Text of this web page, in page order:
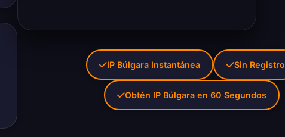
IP Búlgara Instantánea Sin Registro
Obtén IP Búlgara en 60 Segundos